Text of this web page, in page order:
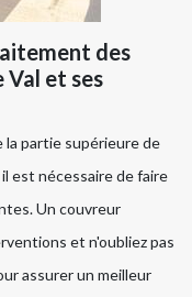
des
Val et ses
partie supérieure de
est nécessaire de faire
Un couvreur
et n'oubliez pas
assurer un meilleur